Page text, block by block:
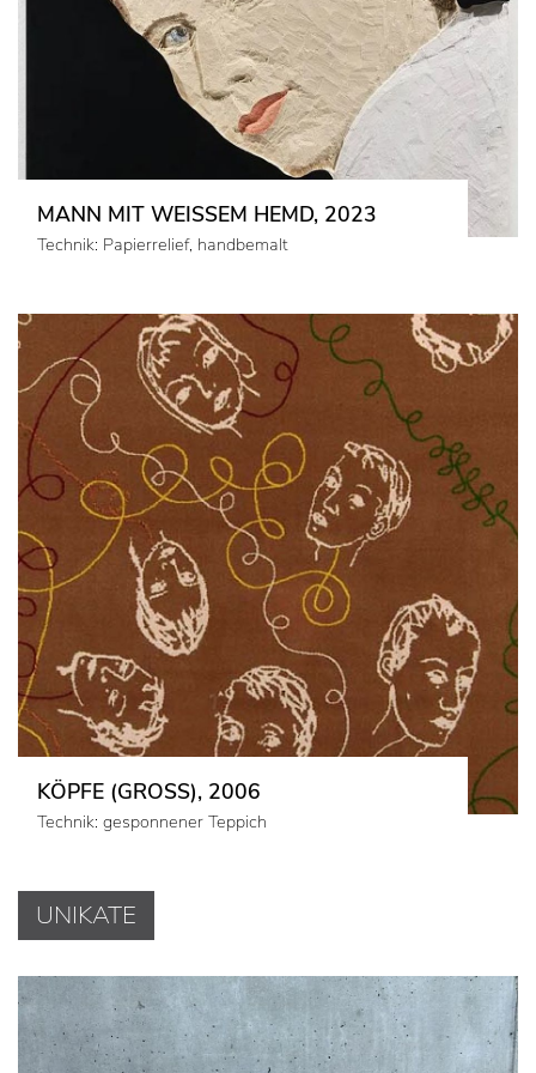
MANN MIT WEISSEM HEMD, 2023
Technik: Papierrelief, handbemalt
KÖPFE (GROSS), 2006
Technik: gesponnener Teppich
UNIKATE